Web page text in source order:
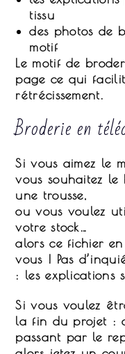
tissu
des photos de
motif
Le motif de
page ce qui
rétrécissement.
Broderie en
Si vous aimez le
vous souhaitez
une trousse,
ou vous voulez
votre stock…
alorsce fichier
vous ! Pas
: les explications
Si vous voulez
la fin du projet :
passant par le